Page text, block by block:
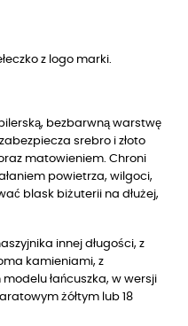
z logo marki.
bezbarwną warstwę
srebro i złoto
matowieniem. Chroni
powietrza, wilgoci,
blask biżuterii na dłużej,
innej długości, z
kamieniami, z
łańcuszka,
żółtym lub 18